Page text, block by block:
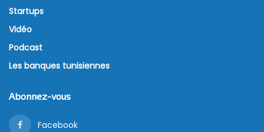
Startups
Vidéo
Podcast
Les banques tunisiennes
Abonnez-vous
Facebook